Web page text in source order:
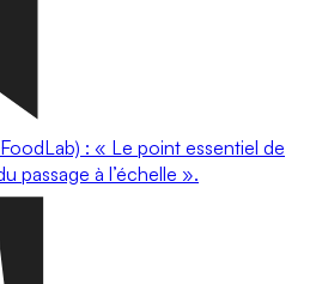
: « Le point essentiel de
passage à l’échelle ».